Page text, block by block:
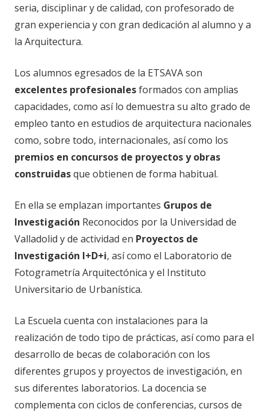
seria, disciplinar y de calidad, con profesorado de
gran experiencia y con gran dedicación al alumno y a
la Arquitectura.
Los alumnos egresados de la ETSAVA son
excelentes profesionalesformados con amplias
capacidades, como así lo demuestra su alto grado de
empleo tanto en estudios de arquitectura nacionales
como, sobre todo, internacionales, así como los
premios en concursos de proyectos y obras
construidasque obtienen de forma habitual.
En ella se emplazan importantes Grupos de
Investigación Reconocidos por la Universidad de
Valladolid y de actividad en Proyectos de
Investigación l+D+i, así como el Laboratorio de
Fotogrametría Arquitectónica y el Instituto
Universitario de Urbanística.
La Escuela cuenta con instalaciones para la
realización de todo tipo de prácticas, así como para el
desarrollo de becas de colaboración con los
diferentes grupos y proyectos de investigación, en
sus diferentes laboratorios. La docencia se
complementa con ciclos de conferencias, cursos de